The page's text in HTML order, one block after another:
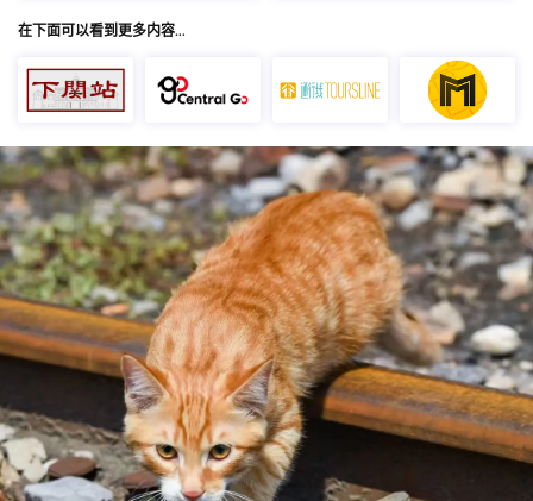
在下面可以看到更多内容…